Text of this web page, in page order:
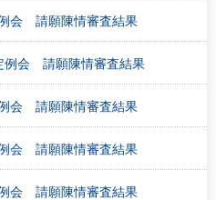
会 請願陳情審査結果
例会 請願陳情審査結果
会 請願陳情審査結果
会 請願陳情審査結果
会 請願陳情審査結果